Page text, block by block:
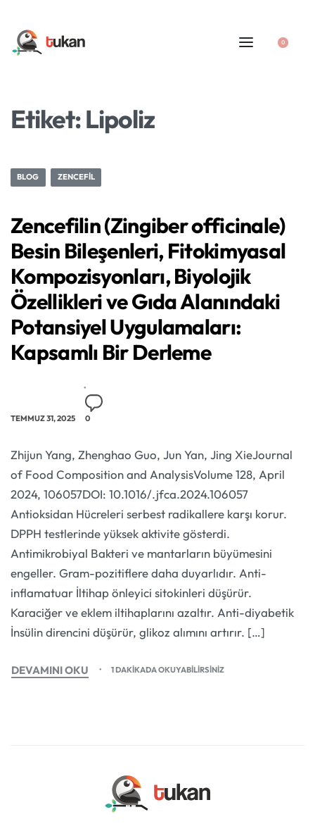
0
Etiket:Lipoliz
BLOG ZENCEFIL
Zencefilin (Zingiber officinale)
Besin Bileşenleri, Fitokimyasal
Kompozisyonları, Biyolojik
Özellikleri ve Gıda Alanındaki
Potansiyel Uygulamaları:
Kapsamlı Bir Derleme
TEMMUZ 31, 2025 0
Zhijun Yang, Zhenghao Guo, Jun Yan, Jing XieJournal
of Food Composition and AnalysisVolume 128, April
2024, 106057DOI: 10.1016/.jfca.2024.106057
Antioksidan Hücreleri serbest radikallere karşı korur.
DPPH testlerinde yüksek aktivite gösterdi.
Antimikrobiyal Bakteri ve mantarların büyümesini
engeller. Gram-pozitiflere daha duyarlıdır. Anti-
inflamatuar İltihap önleyici sitokinleri düşürür.
Karaciğer ve eklem iltihaplarını azaltır. Anti-diyabetik
İnsülin direncini düşürür, glikoz alımını artırır. […]
DEVAMINI OKU 1 DAKIKADA OKUYABILIRSINIZ